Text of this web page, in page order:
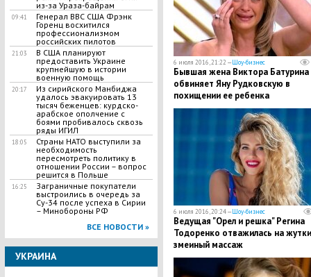
из-за Ураза-байрам
09:41
Генерал ВВС США Фрэнк
Горенц восхитился
профессионализмом
российских пилотов
21:03
В США планируют
предоставить Украине
крупнейшую в истории
военную помощь
20:17
Из сирийского Манбиджа
удалось эвакуировать 13
тысяч беженцев: курдско-
арабское ополчение с
боями пробивалось сквозь
ряды ИГИЛ
18:05
Страны НАТО выступили за
необходимость
пересмотреть политику в
отношении России – вопрос
решится в Польше
16:25
Заграничные покупатели
выстроились в очередь за
Су-34 после успеха в Сирии
– Минобороны РФ
ВСЕ НОВОСТИ »
УКРАИНА
6 июля 2016, 21:22 —Шоу-бизнес
Бывшая жена Виктора Батурина
обвиняет Яну Рудковскую в
похищении ее ребенка
6 июля 2016, 20:24 —Шоу-бизнес
Ведущая "Орел и решка" Регина
Тодоренко отважилась на
змеиный массаж